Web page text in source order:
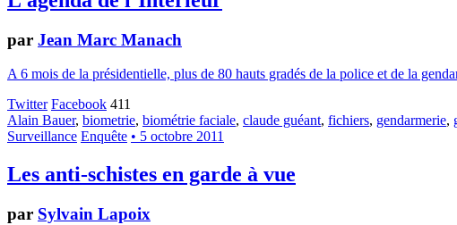
par Jean Marc Manach
A 6 mois de la présidentielle, plus de 80 hauts gradés de la police et de la
Twitter Facebook 411
Alain Bauer, biometrie, biométrie faciale, claude guéant, fichiers, gendarmerie,
Surveillance Enquête • 5 octobre 2011
Les anti-schistes en garde à vue
par Sylvain Lapoix